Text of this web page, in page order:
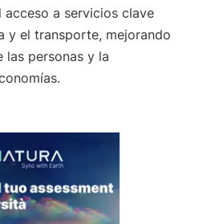
a servicios clave
y el transporte, mejorando
las personas y la